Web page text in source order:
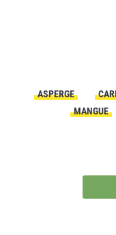
ASPERGE
MANGUE